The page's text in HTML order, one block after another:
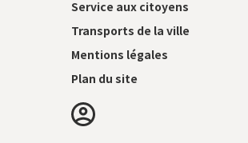
Service aux citoyens
Transports de la ville
Mentions légales
Plan du site